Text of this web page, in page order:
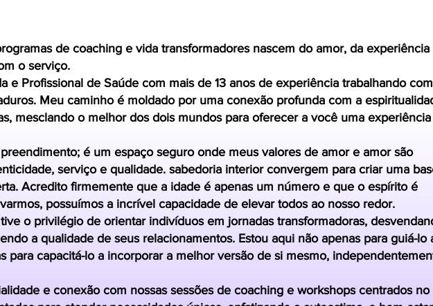
de coaching e vida transformadores nascem do amor, da experiência
o serviço.
e Profissional de Saúde com mais de 13 anos de experiência trabalhando com
Meu caminho é moldado por uma conexão profunda com a
mesclando o melhor dos dois mundos para oferecer a você uma experiência
é um espaço seguro onde meus valores de amor e amor são
serviço e qualidade. sabedoria interior convergem para criar uma
Acredito firmemente que a idade é apenas um número e que o espírito é
possuímos a incrível capacidade de elevar todos ao nosso redor.
o privilégio de orientar indivíduos em jornadas transformadoras,
a qualidade de seus relacionamentos. Estou aqui não apenas para guiá-lo
para capacitá-lo a incorporar a melhor versão de si mesmo,
e conexão com nossas sessões de coaching e workshops centrados no